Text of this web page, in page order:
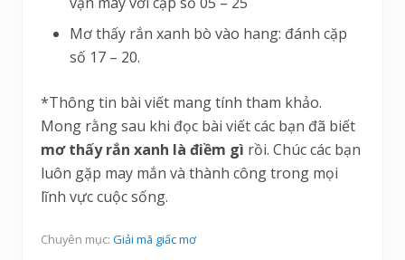
Mơ thấy rắn xanh bò vào hang: đánh cặp
số 17 – 20.
*Thông tin bài viết mang tính tham khảo.
Mong rằng sau khi đọc bài viết các bạn đã biết
mơ thấy rắn xanh là điềm gì rồi. Chúc các bạn
luôn gặp may mắn và thành công trong mọi
lĩnh vực cuộc sống.
Chuyên mục: Giải mã giấc mơ